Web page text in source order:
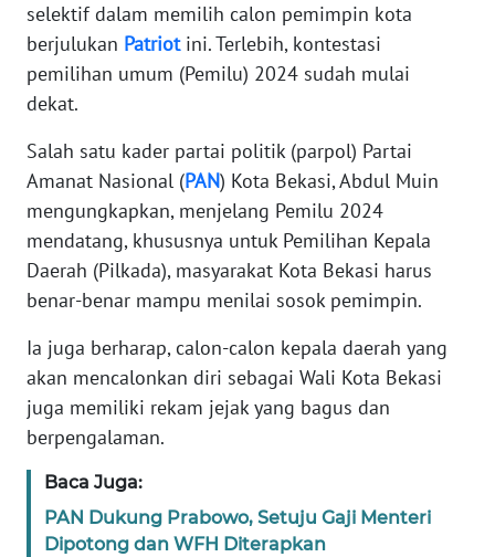
selektif dalam memilih calon pemimpin kota
berjulukan Patriotini. Terlebih, kontestasi
pemilihan umum (Pemilu) 2024 sudah mulai
dekat.
Salah satu kader partai politik (parpol) Partai
Amanat Nasional (PAN) Kota Bekasi, Abdul Muin
mengungkapkan, menjelang Pemilu 2024
mendatang, khususnya untuk Pemilihan Kepala
Daerah (Pilkada), masyarakat Kota Bekasi harus
benar-benar mampu menilai sosok pemimpin.
Ia juga berharap, calon-calon kepala daerah yang
akan mencalonkan diri sebagai Wali Kota Bekasi
juga memiliki rekam jejak yang bagus dan
berpengalaman.
Baca Juga:
PAN Dukung Prabowo, Setuju Gaji Menteri
Dipotong dan WFH Diterapkan
WN
RIAU
WN
WN
JAMBI
WN
SULTRA
WN
NTB
WN
WN
SULBAR